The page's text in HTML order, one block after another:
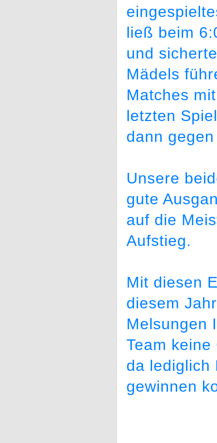
ließ beim
und
Mädels
Matches
letzten
dann
Unsere
gute
auf die
Aufstieg.
Mit diesen
diesem
Melsungen
Team
da lediglich
gewinnen